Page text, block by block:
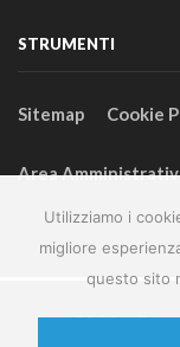
Utilizziamo i
migliore
questo sito
STRUMENTI
Sitemap Cookie
Area
2024 –